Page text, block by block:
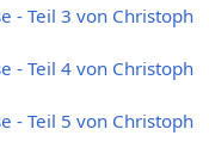
- Teil 3 von Christoph
- Teil 4 von Christoph
- Teil 5 von Christoph